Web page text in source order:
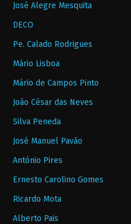
José Alegre Mesquita
DECO
Pe. Calado Rodrigues
Mário Lisboa
Mário de Campos Pinto
João César das Neves
Silva Peneda
José Manuel Pavão
António Pires
Ernesto Carolino Gomes
Ricardo Mota
Alberto Pais